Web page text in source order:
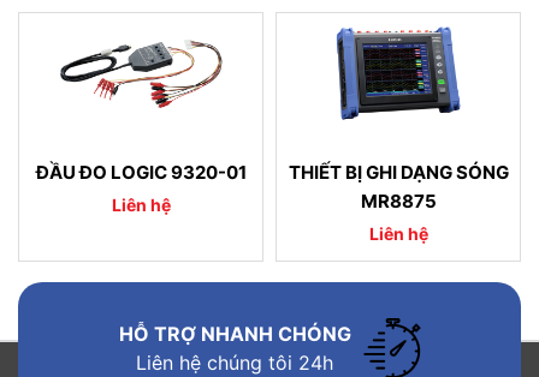
ĐẦU ĐO LOGIC 9320-01
Liên hệ
THIẾT BỊ GHI DẠNG SÓNG
MR8875
Liên hệ
HỖ TRỢ NHANH CHÓNG
Liên hệ chúng tôi 24h